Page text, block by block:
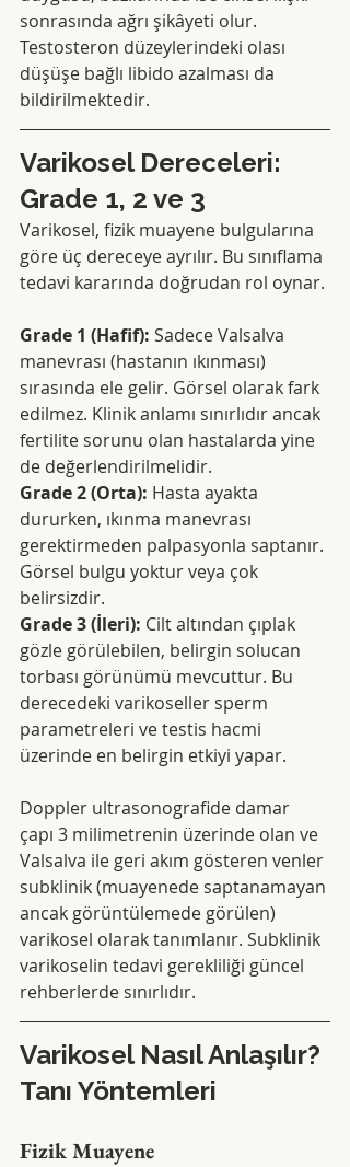
sonrasında ağrı şikâyeti olur.
Testosteron düzeylerindeki olası
düşüşe bağlı libido azalması da
bildirilmektedir.
Varikosel Dereceleri:
Grade 1, 2 ve 3
Varikosel, fizik muayene bulgularına
göre üç dereceye ayrılır. Bu sınıflama
tedavi kararında doğrudan rol oynar.
Grade 1 (Hafif): Sadece Valsalva
manevrası (hastanın ıkınması)
sırasında ele gelir. Görsel olarak fark
edilmez. Klinik anlamı sınırlıdır ancak
fertilite sorunu olan hastalarda yine
de değerlendirilmelidir.
Grade 2 (Orta): Hasta ayakta
dururken, ıkınma manevrası
gerektirmeden palpasyonla saptanır.
Görsel bulgu yoktur veya çok
belirsizdir.
Grade 3 (İleri): Cilt altından çıplak
gözle görülebilen, belirgin solucan
torbası görünümü mevcuttur. Bu
derecedeki varikoseller sperm
parametreleri ve testis hacmi
üzerinde en belirgin etkiyi yapar.
Doppler ultrasonografide damar
çapı 3 milimetrenin üzerinde olan ve
Valsalva ile geri akım gösteren venler
subklinik (muayenede saptanamayan
ancak görüntülemede görülen)
varikosel olarak tanımlanır. Subklinik
varikoselin tedavi gerekliliği güncel
rehberlerde sınırlıdır.
Varikosel Nasıl Anlaşılır?
Tanı Yöntemleri
Fizik Muayene